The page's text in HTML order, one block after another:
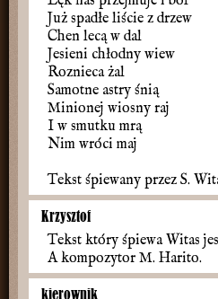
Już spadłe liście z drzew
Chen lecą w dal
Jesieni chłodny wiew
Roznieca żal
Samotne astry śnią
Minionej wiosny raj
I w smutku mrą
Nim wróci maj
Tekst śpiewany przez S.
Krzysztof
Tekst który śpiewa Witas
A kompozytor M. Harito.
kierownik